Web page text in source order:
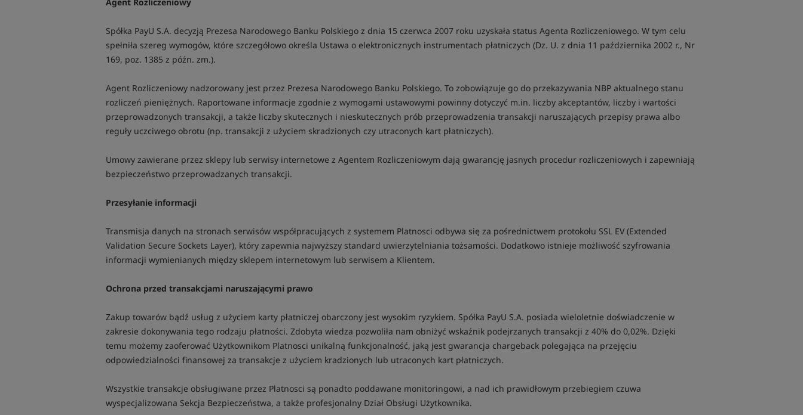
Spółka PayU S.A. decyzją Prezesa Narodowego Banku Polskiego z dnia 15 czerwca 2007 roku uzyskała status Agenta Rozliczeniowego. W tym celu
spełniła szereg wymogów, które szczegółowo określa Ustawa o elektronicznych instrumentach płatniczych (Dz. U. z dnia 11 października 2002 r., Nr
169, poz. 1385 z późn. zm.).
Agent Rozliczeniowy nadzorowany jest przez Prezesa Narodowego Banku Polskiego. To zobowiązuje go do przekazywania NBP aktualnego stanu
rozliczeń pieniężnych. Raportowane informacje zgodnie z wymogami ustawowymi powinny dotyczyć m.in. liczby akceptantów, liczby i wartości
przeprowadzonych transakcji, a także liczby skutecznych i nieskutecznych prób przeprowadzenia transakcji naruszających przepisy prawa albo
reguły uczciwego obrotu (np. transakcji z użyciem skradzionych czy utraconych kart płatniczych).
Umowy zawierane przez sklepy lub serwisy internetowe z Agentem Rozliczeniowym dają gwarancję jasnych procedur rozliczeniowych i zapewniają
bezpieczeństwo przeprowadzanych transakcji.
Przesyłanie informacji
Transmisja danych na stronach serwisów współpracujących z systemem Platnosci odbywa się za pośrednictwem protokołu SSL EV (Extended
Validation Secure Sockets Layer), który zapewnia najwyższy standard uwierzytelniania tożsamości. Dodatkowo istnieje możliwość szyfrowania
informacji wymienianych między sklepem internetowym lub serwisem a Klientem.
Ochrona przed transakcjami naruszającymi prawo
Zakup towarów bądź usług z użyciem karty płatniczej obarczony jest wysokim ryzykiem. Spółka PayU S.A. posiada wieloletnie doświadczenie w
zakresie dokonywania tego rodzaju płatności. Zdobyta wiedza pozwoliła nam obniżyć wskaźnik podejrzanych transakcji z 40% do 0,02%. Dzięki
temu możemy zaoferować Użytkownikom Platnosci unikalną funkcjonalność, jaką jest gwarancja chargeback polegająca na przejęciu
odpowiedzialności finansowej za transakcje z użyciem kradzionych lub utraconych kart płatniczych.
Wszystkie transakcje obsługiwane przez Platnosci są ponadto poddawane monitoringowi, a nad ich prawidłowym przebiegiem czuwa
wyspecjalizowana Sekcja Bezpieczeństwa, a także profesjonalny Dział Obsługi Użytkownika.